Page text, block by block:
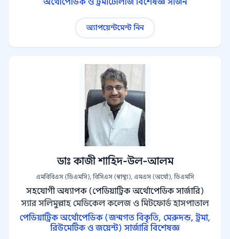
অর্থোপেডিক ও ট্রমাটোলজি বিশেষজ্ঞ সার্জন
অ্যাপয়েন্টমেন্ট নিন
ডাঃ কাজী শাহিদ-উল-আলম
এমবিবিএস (ডিএমসি), বিসিএস (স্বাস্থ্য), এমএস (অর্থো), ডিএমসি
সহযোগী অধ্যাপক (পেডিয়াট্রিক অর্থোপেডিক সার্জারি)
স্যার সলিমুল্লাহ মেডিকেল কলেজ ও মিটফোর্ড হাসপাতাল
পেডিয়াট্রিক অর্থোপেডিক (জন্মগত বিকৃতি, মেরুদন্ড, ট্রমা,
রিউমেটিক ও জয়েন্ট) সার্জারি বিশেষজ্ঞ